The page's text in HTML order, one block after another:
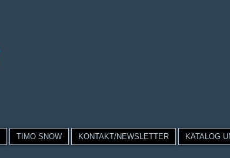
TIMO SNOW KONTAKT/NEWSLETTER KATALOG